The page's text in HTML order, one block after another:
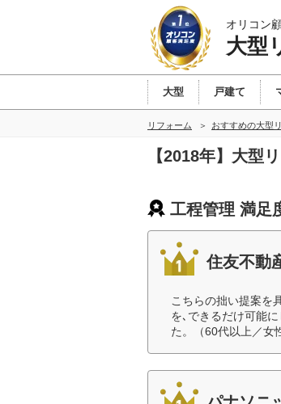
オリコン
大型
大型 戸建て
リフォーム おすすめの大型
【2018年】大型
工程管理 満足
住友不動
こちらの拙い提案を
を､できるだけ可能
た。（60代以上／女